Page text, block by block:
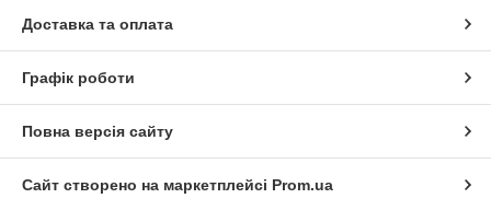
Доставка та оплата
Графік роботи
Повна версія сайту
Сайт створено на маркетплейсі Prom.ua